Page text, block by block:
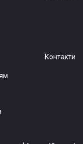
Контакти